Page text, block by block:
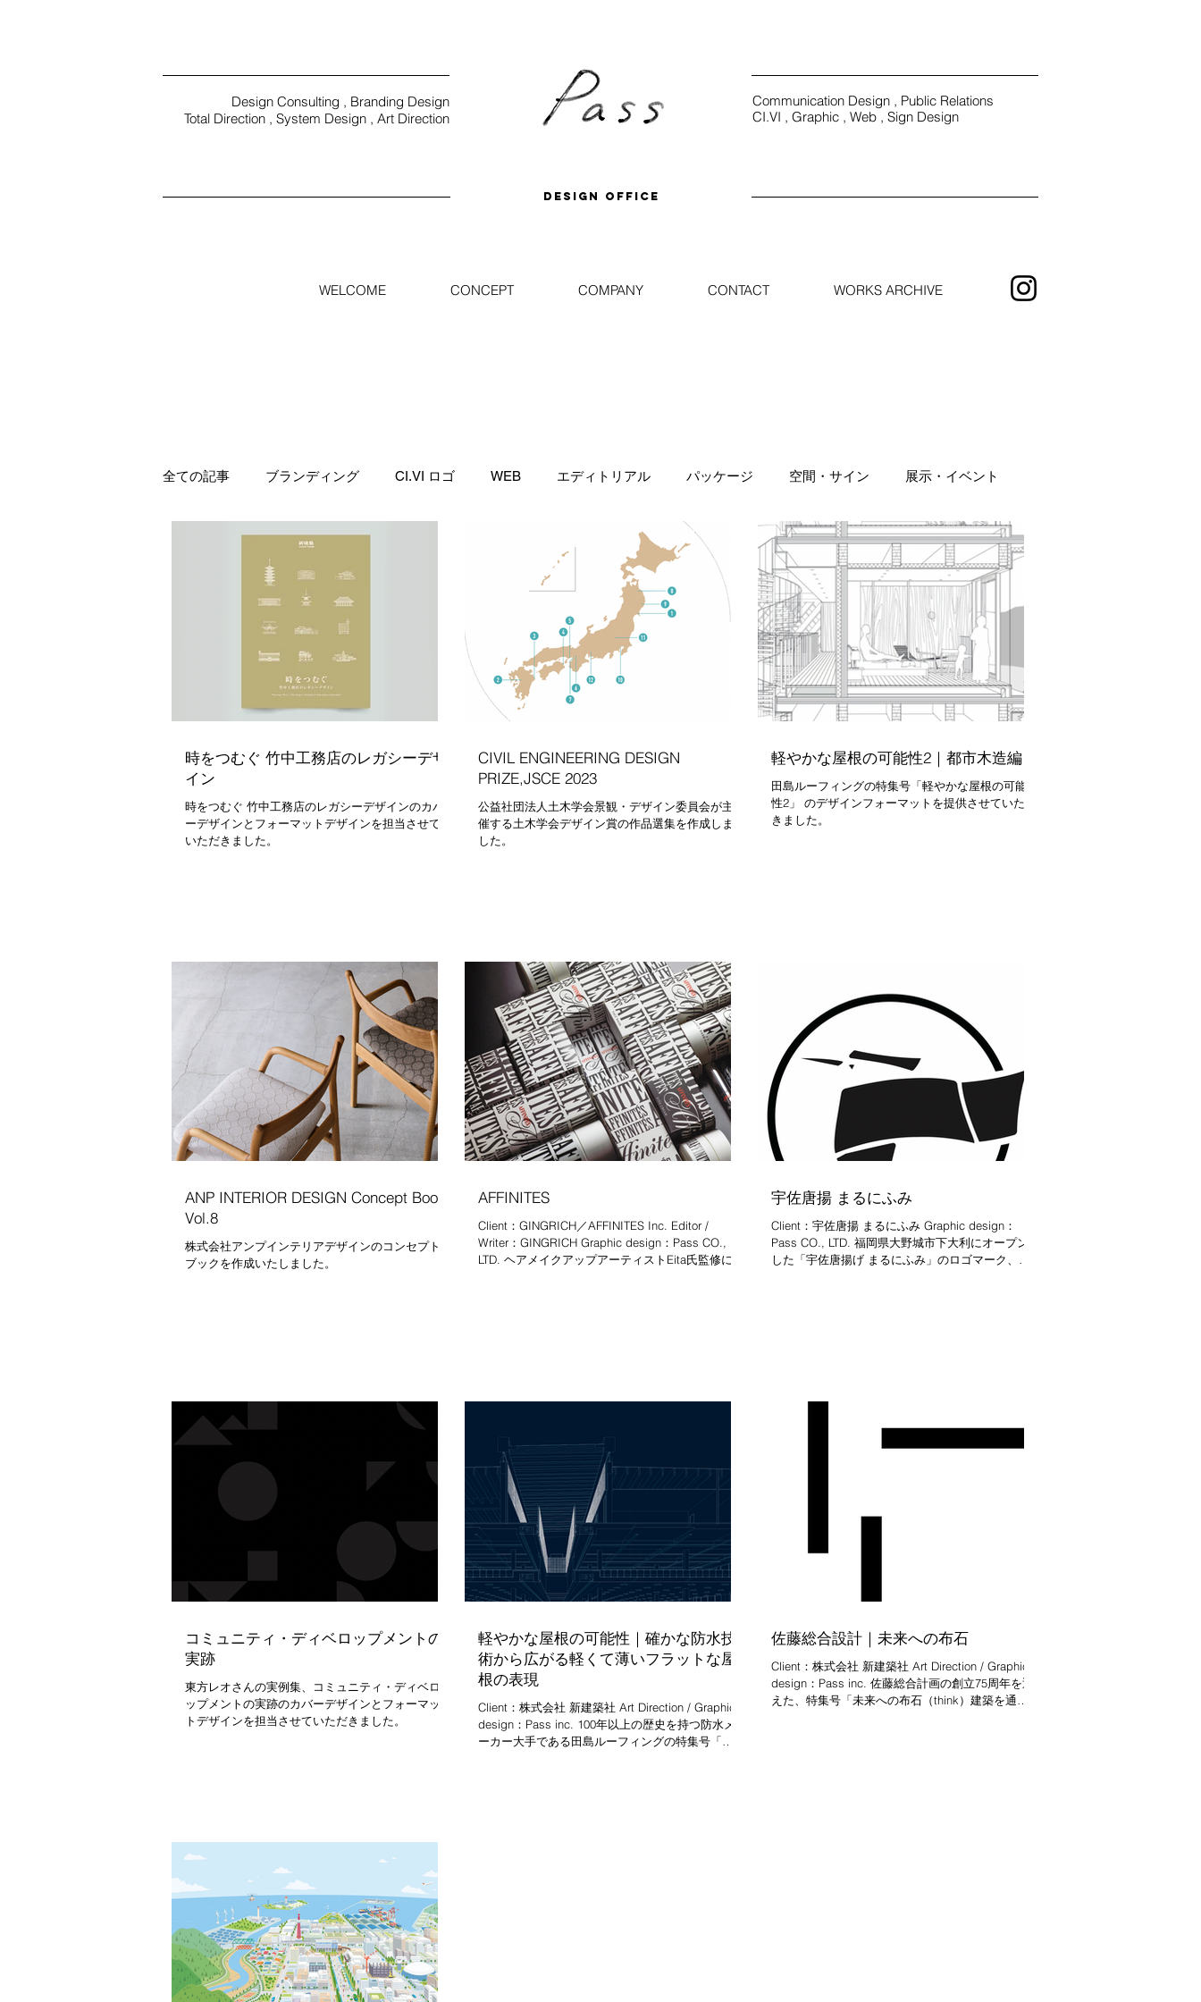
Design Consulting , Branding Design
Total Direction , System Design , Art Direction
Communication Design , Public Relations
CI.VI , Graphic , Web , Sign Design
DESIGN OFFICE
WELCOME CONCEPT COMPANY CONTACT WORKS ARCHIVE
全ての記事 ブランディング CI.VI ロゴ WEB エディトリアル パッケージ 空間・サイン 展示・イベント
土木・景観 地域ブランド 自動車 ファッション トラベル ショップ
撮影ディレクション 動画編集 パンフレット ポスター グッズ 雑誌
DM 案内状 ショップカード 名刺
時をつむぐ 竹中工務店のレガシーデザ
イン
時をつむぐ 竹中工務店のレガシーデザインのカバ
ーデザインとフォーマットデザインを担当させて
いただきました。
CIVIL ENGINEERING DESIGN
PRIZE,JSCE 2023
公益社団法人土木学会景観・デザイン委員会が主
催する土木学会デザイン賞の作品選集を作成しま
した。
軽やかな屋根の可能性2｜都市木造編
田島ルーフィングの特集号「軽やかな屋根の可能
性2」 のデザインフォーマットを提供させていただ
きました。
ANP INTERIOR DESIGN Concept Book
Vol.8
株式会社アンプインテリアデザインのコンセプト
ブックを作成いたしました。
AFFINITES
Client：GINGRICH／AFFINITES Inc. Editor /
Writer：GINGRICH Graphic design：Pass CO.,
LTD. ヘアメイクアップアーティストEita氏監修によ
宇佐唐揚 まるにふみ
Client：宇佐唐揚 まるにふみ Graphic design：
Pass CO., LTD. 福岡県大野城市下大利にオープン
した「宇佐唐揚げ まるにふみ」のロゴマーク、名
コミュニティ・ディベロップメントの
実跡
東方レオさんの実例集、コミュニティ・ディベロ
ップメントの実跡のカバーデザインとフォーマッ
トデザインを担当させていただきました。
軽やかな屋根の可能性｜確かな防水技
術から広がる軽くて薄いフラットな屋
根の表現
Client：株式会社 新建築社 Art Direction / Graphic
design：Pass inc. 100年以上の歴史を持つ防水メ
ーカー大手である田島ルーフィングの特集号「軽
佐藤総合設計｜未来への布石
Client：株式会社 新建築社 Art Direction / Graphic
design：Pass inc. 佐藤総合計画の創立75周年を迎
えた、特集号「未来への布石（think）建築を通し